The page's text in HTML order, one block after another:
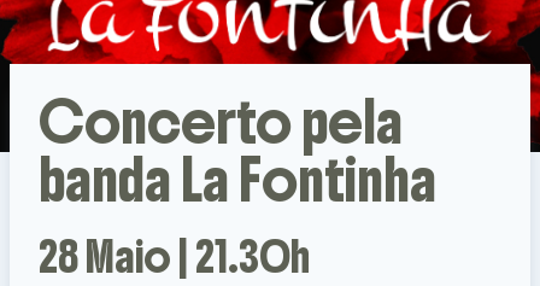
Concerto pela
banda La Fontinha
28 Maio | 21.30h